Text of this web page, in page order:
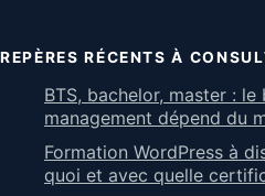
REPÈRES RÉCENTS À
BTS, bachelor, master :
management dépend du
Formation WordPress à
quoi et avec quelle